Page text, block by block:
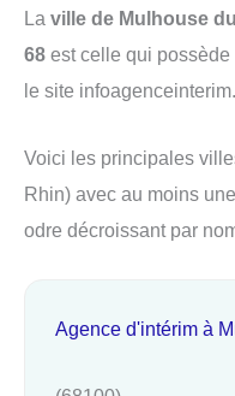
La ville de Mulhouse
68 est celle qui
le site
Voici les principales
Rhin) avec au moins
odre décroissant par
Agence d'intérim à